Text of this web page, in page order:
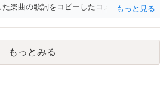
楽曲の歌詞をコピーしたコメント」とい
それ以外の意味であれば回答は変わりま
られていた」ことは、単にそれだけでは権
す（いじめの事実をアウティングされ
利侵害性が出てくる可能性はあります
もっとみる